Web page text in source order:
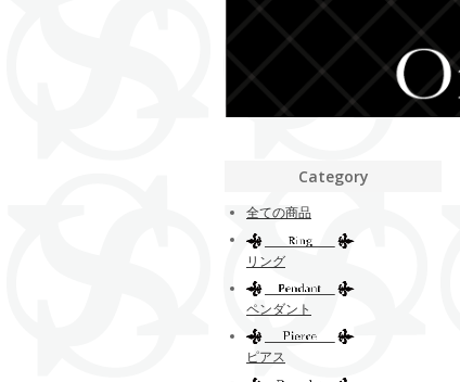
Category
全ての商品
リング
ペンダント
ピアス